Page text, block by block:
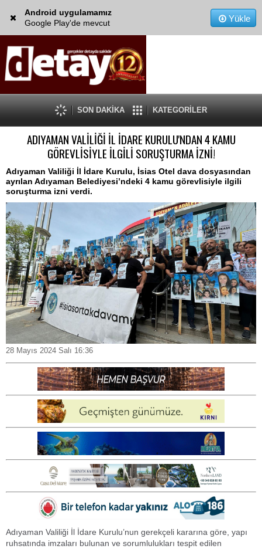
Android uygulamamız
Google Play'de mevcut
Yükle
SON DAKİKA KATEGORİLER
ADIYAMAN VALİLİĞİ İL İDARE KURULU'NDAN 4 KAMU
GÖREVLİSİYLE İLGİLİ SORUŞTURMA İZNİ!
Adıyaman Valiliği İl İdare Kurulu, İsias Otel dava dosyasından
ayrılan Adıyaman Belediyesi’ndeki 4 kamu görevlisiyle ilgili
soruşturma izni verdi.
28 Mayıs 2024 Salı 16:36
Adıyaman Valiliği İl İdare Kurulu’nun gerekçeli kararına göre, yapı
ruhsatında imzaları bulunan ve sorumlulukları tespit edilen